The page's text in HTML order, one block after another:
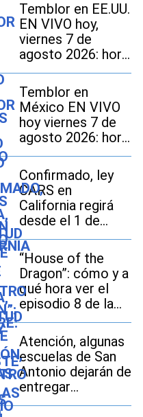
Temblor en EE.UU.
EN VIVO hoy,
viernes 7 de
agosto 2026: hora
exacta, magnitud y
dónde fue el
epicentro del
último sismo
Temblor en
México EN VIVO
hoy viernes 7 de
agosto 2026: hora
exacta, magnitud y
dónde fue el
epicentro del
último
Confirmado, ley
CARS en
California regirá
desde el 1 de
octubre: en qué
consiste y qué
tarifas pueden
pagar los
compradores de
vehículos usados
“House of the
Dragon”: cómo y a
qué hora ver el
episodio 8 de la
temporada 3
Atención, algunas
escuelas de San
Antonio dejarán de
entregar
desayunos y